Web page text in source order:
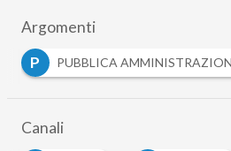
Argomenti
P
PUBBLICA AMMINISTRAZIONE
Canali